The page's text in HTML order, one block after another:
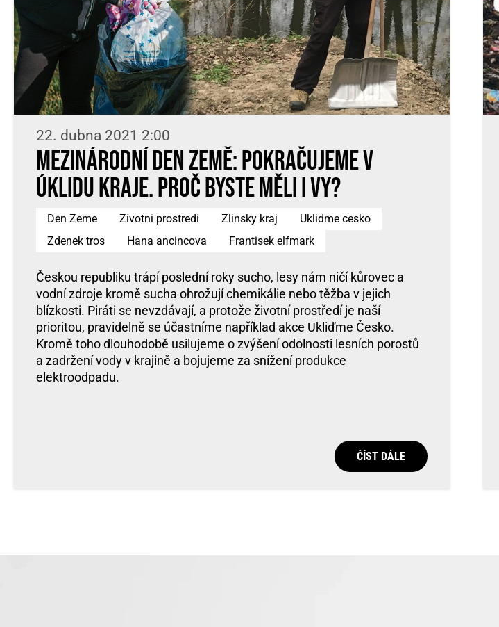
22. dubna 2021 2:00
Mezinárodní den Země: Pokračujeme v
úklidu kraje. Proč byste měli i vy?
Den Zeme Zivotni prostredi Zlinsky kraj
Uklidme cesko
Zdenek tros
Hana ancincova Frantisek elfmark
Českou republiku trápí poslední roky sucho, lesy nám ničí kůrovec a
vodní zdroje kromě sucha ohrožují chemikálie nebo těžba v jejich
blízkosti. Piráti se nevzdávají, a protože životní prostředí je naší
prioritou, pravidelně se účastníme například akce Ukliďme Česko.
Kromě toho dlouhodobě usilujeme o zvýšení odolnosti lesních porostů
a zadržení vody v krajině a bojujeme za snížení produkce
elektroodpadu.
ČÍST DÁLE